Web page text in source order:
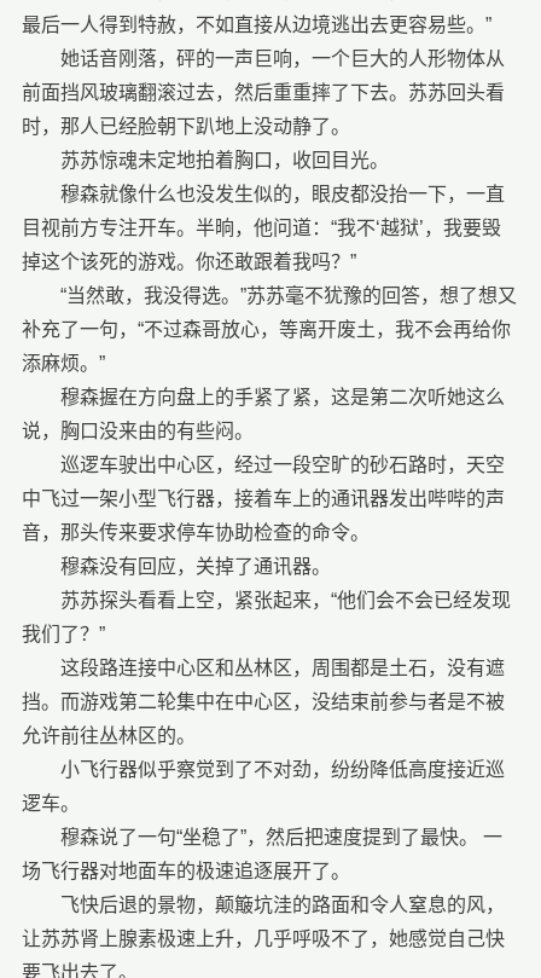
最后一人得到特赦，不如直接从边境逃出去更容易些。”
她话音刚落，砰的一声巨响，一个巨大的人形物体从
前面挡风玻璃翻滚过去，然后重重摔了下去。苏苏回头看
时，那人已经脸朝下趴地上没动静了。
苏苏惊魂未定地拍着胸口，收回目光。
穆森就像什么也没发生似的，眼皮都没抬一下，一直
目视前方专注开车。半晌，他问道：“我不‘越狱’，我要毁
掉这个该死的游戏。你还敢跟着我吗？”
“当然敢，我没得选。”苏苏毫不犹豫的回答，想了想又
补充了一句，“不过森哥放心，等离开废土，我不会再给你
添麻烦。”
穆森握在方向盘上的手紧了紧，这是第二次听她这么
说，胸口没来由的有些闷。
巡逻车驶出中心区，经过一段空旷的砂石路时，天空
中飞过一架小型飞行器，接着车上的通讯器发出哔哔的声
音，那头传来要求停车协助检查的命令。
穆森没有回应，关掉了通讯器。
苏苏探头看看上空，紧张起来，“他们会不会已经发现
我们了？”
这段路连接中心区和丛林区，周围都是土石，没有遮
挡。而游戏第二轮集中在中心区，没结束前参与者是不被
允许前往丛林区的。
小飞行器似乎察觉到了不对劲，纷纷降低高度接近巡
逻车。
穆森说了一句“坐稳了”，然后把速度提到了最快。 一
场飞行器对地面车的极速追逐展开了。
飞快后退的景物，颠簸坑洼的路面和令人窒息的风，
让苏苏肾上腺素极速上升，几乎呼吸不了，她感觉自己快
要飞出去了。